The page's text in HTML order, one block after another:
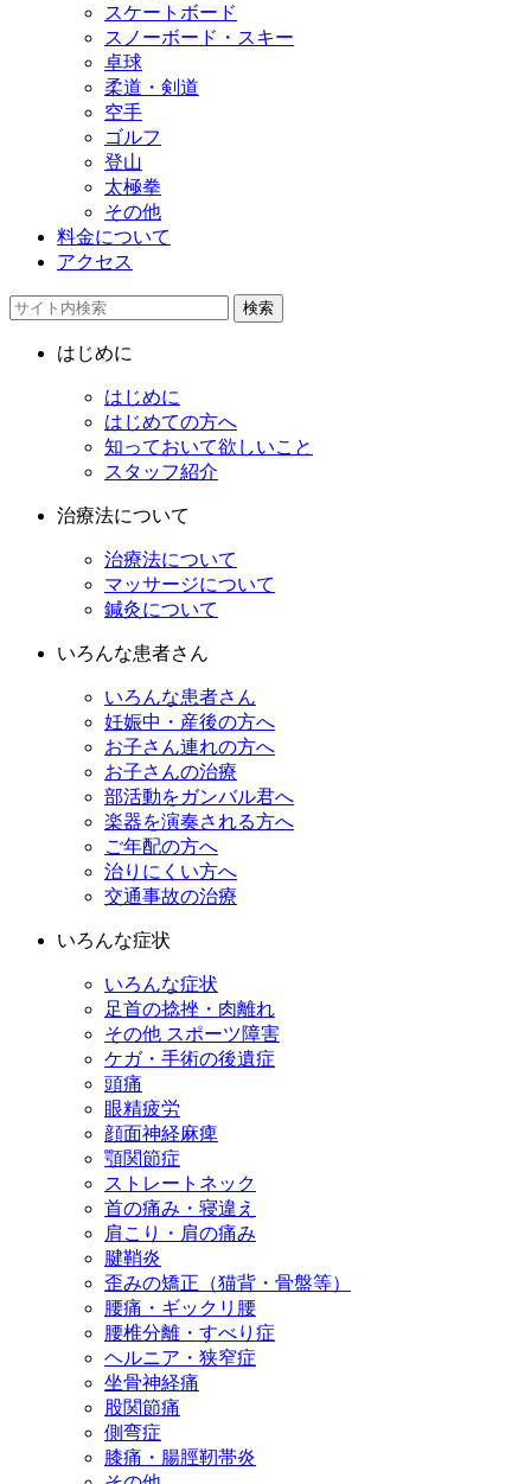
スケートボード
スノーボード・スキー
卓球
柔道・剣道
空手
ゴルフ
登山
太極拳
その他
料金について
アクセス
検索
はじめに
はじめに
はじめての方へ
知っておいて欲しいこと
スタッフ紹介
治療法について
治療法について
マッサージについて
鍼灸について
いろんな患者さん
いろんな患者さん
妊娠中・産後の方へ
お子さん連れの方へ
お子さんの治療
部活動をガンバル君へ
楽器を演奏される方へ
ご年配の方へ
治りにくい方へ
交通事故の治療
いろんな症状
いろんな症状
足首の捻挫・肉離れ
その他 スポーツ障害
ケガ・手術の後遺症
頭痛
眼精疲労
顔面神経麻痺
顎関節症
ストレートネック
首の痛み・寝違え
肩こり・肩の痛み
腱鞘炎
歪みの矯正（猫背・骨盤等）
腰痛・ギックリ腰
腰椎分離・すべり症
ヘルニア・狭窄症
坐骨神経痛
股関節痛
側弯症
膝痛・腸脛靭帯炎